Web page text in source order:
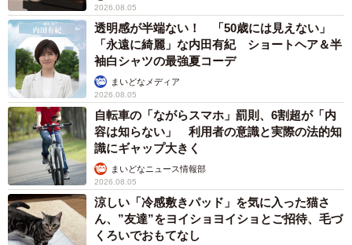
2026.08.05
透明感が半端ない！ 「50歳には見えない」
「永遠に綺麗」な内田有紀 ショートヘア＆半
袖白シャツの最強夏コーデ
まいどなメディア
2026.08.05
自転車の「ながらスマホ」罰則、6割超が「内
容は知らない」 利用者の意識と実際の法的知
識にギャップ大きく
まいどなニュース情報部
2026.08.05
涼しい「冷感敷きパッド」を気に入った猫さ
ん、”友達”をヨイショヨイショとご招待、毛づ
くろいでおもてなし